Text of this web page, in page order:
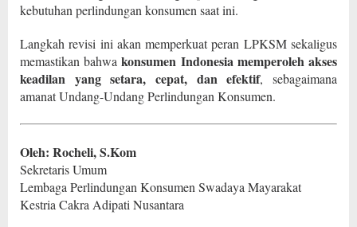
kebutuhan perlindungan konsumen saat ini.
Langkah revisi ini akan memperkuat peran LPKSM sekaligus
memastikan bahwakonsumen Indonesia memperoleh akses
keadilan yang setara, cepat, dan efektif, sebagaimana
amanat Undang-Undang Perlindungan Konsumen.
Oleh: Rocheli, S.Kom
Sekretaris Umum
Lembaga Perlindungan Konsumen Swadaya Mayarakat
Kestria Cakra Adipati Nusantara